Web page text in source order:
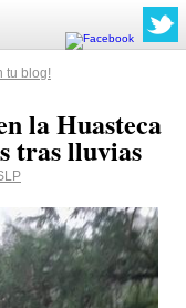
tu blog!
la Huasteca
tras lluvias